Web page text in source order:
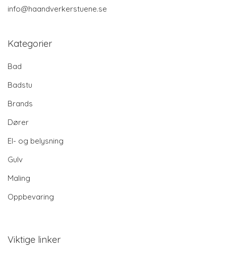
info@haandverkerstuene.se
Kategorier
Bad
Badstu
Brands
Dører
El- og belysning
Gulv
Maling
Oppbevaring
Viktige linker